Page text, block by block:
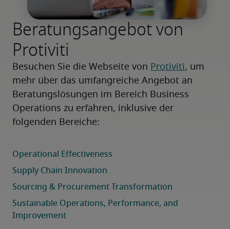
Beratungsangebot von
Protiviti
Besuchen Sie die Webseite von Protiviti, um
mehr über das umfangreiche Angebot an
Beratungslösungen im Bereich Business
Operations zu erfahren, inklusive der
folgenden Bereiche: